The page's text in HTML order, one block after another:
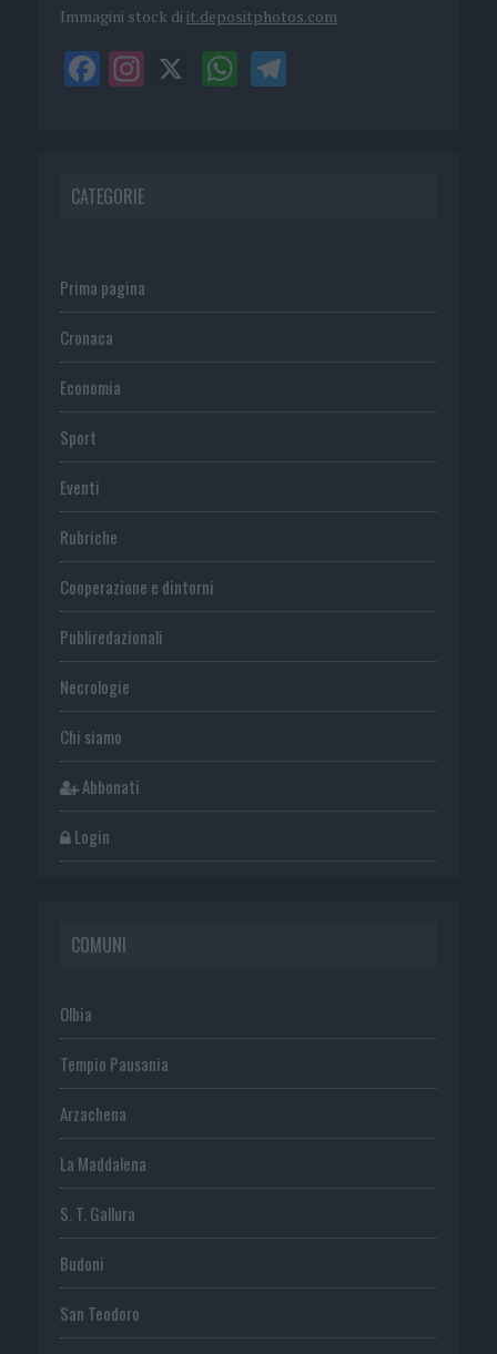
Immagini stock di it.depositphotos.com
CATEGORIE
Prima pagina
Cronaca
Economia
Sport
Eventi
Rubriche
Cooperazione e dintorni
Publiredazionali
Necrologie
Chi siamo
Abbonati
Login
COMUNI
Olbia
Tempio Pausania
Arzachena
La Maddalena
S. T. Gallura
Budoni
San Teodoro